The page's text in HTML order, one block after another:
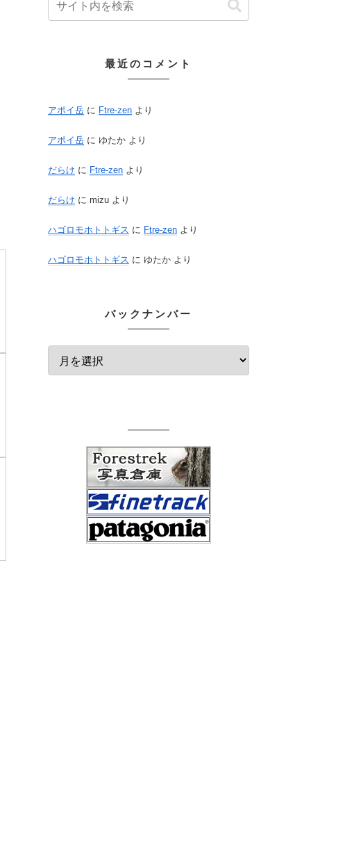
最近のコメント
アポイ岳 に Ftre-zen より
アポイ岳 に ゆたか より
だらけ に Ftre-zen より
だらけ に mizu より
ハゴロモホトトギス に Ftre-zen より
ハゴロモホトトギス に ゆたか より
バックナンバー